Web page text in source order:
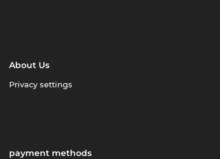
About Us
Privacy settings
payment methods